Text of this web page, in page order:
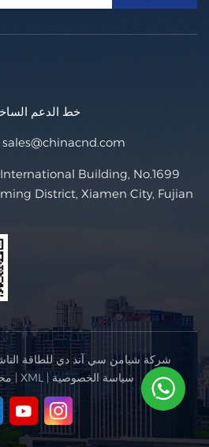
خط الدعم
sales@chinacnd.com
District, Xiamen City, Fujian
| XML |سياسة الخصوصية